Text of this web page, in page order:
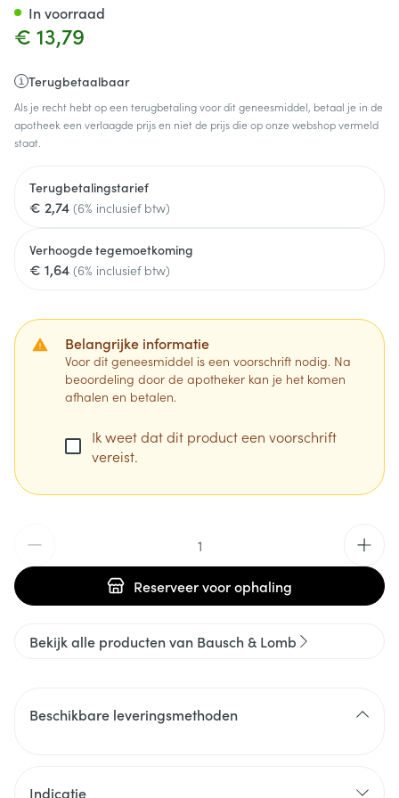
€ 13,79
Terugbetaalbaar
Als je recht hebt op een terugbetaling voor dit geneesmiddel, betaal je in de
apotheek een verlaagde prijs en niet de prijs die op onze webshop vermeld
staat.
Terugbetalingstarief
€ 2,74 (6% inclusief btw)
Verhoogde tegemoetkoming
€ 1,64 (6% inclusief btw)
Belangrijke informatie
Voor dit geneesmiddel is een voorschrift nodig. Na
beoordeling door de apotheker kan je het komen
afhalen en betalen.
Ik weet dat dit product een voorschrift
vereist.
Reserveervoor ophaling
In voorraad
Bekijk alle producten van Bausch & Lomb
Beschikbare leveringsmethoden
Indicatie